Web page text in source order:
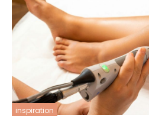
inspiration